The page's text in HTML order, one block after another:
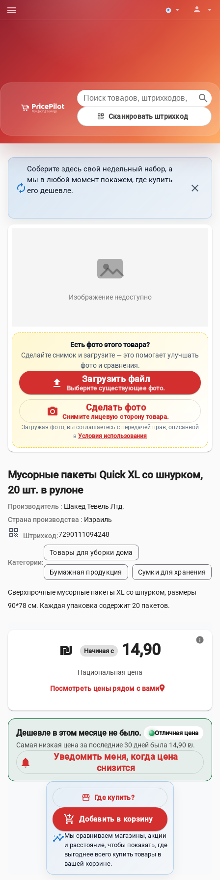
menu arrow_drop_down person arrow_drop_down
search
qr_code Сканировать штрихкод
autorenew
Соберите здесь свой недельный набор, а
мы в любой момент покажем, где купить
его дешевле.
close
Изображение недоступно
Есть фото этого товара?
Сделайте снимок и загрузите — это помогает улучшать
фото и сравнения.
upload Загрузить файл
Выберите существующее фото.
photo_camera Сделать фото
Снимите лицевую сторону товара.
Загружая фото, вы соглашаетесь с передачей прав, описанной
в Условия использования
Мусорные пакеты Quick XL со шнурком,
20 шт. в рулоне
Производитель : Шакед Тевель Лтд.
Страна производства : Израиль
qr_code Штрихкод:7290111094248
Категории:
Товары для уборки дома
Бумажная продукция Сумки для хранения
Сверхпрочные мусорные пакеты XL со шнурком, размеры
90*78 см. Каждая упаковка содержит 20 пакетов.
Начиная с 14,90 ₪
Национальная цена
location_on
Посмотреть цены рядом с вами
info
Дешевле в этом месяце не было. Отличная цена
Самая низкая цена за последние 30 дней была 14,90 ₪.
notifications
Уведомить меня, когда цена
снизится
storefront Где купить?
add_shopping_cart Добавить в корзину
insightsМы сравниваем магазины, акции
и расстояние, чтобы показать, где
выгоднее всего купить товары в
вашей корзине.